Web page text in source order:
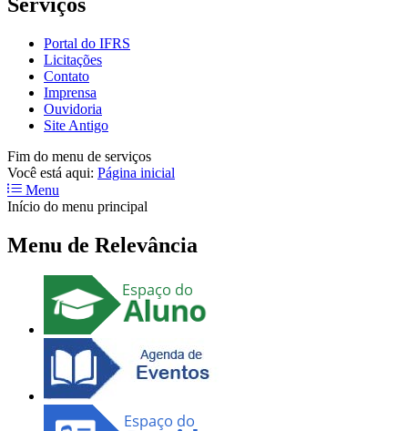
Portal do IFRS
Licitações
Contato
Imprensa
Ouvidoria
Site Antigo
Fim do menu de serviços
Você está aqui: Página inicial
Menu
Início do menu principal
Menu de Relevância